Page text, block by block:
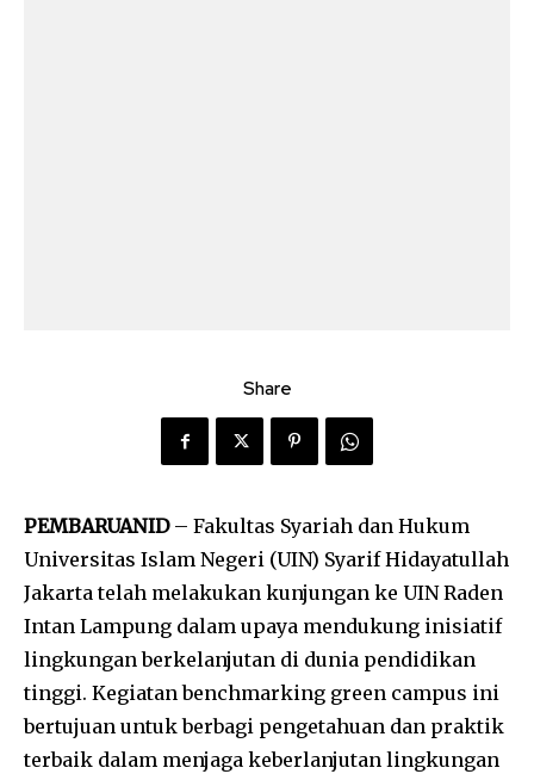
Share
PEMBARUANID– Fakultas Syariah dan Hukum
Universitas Islam Negeri (UIN) Syarif Hidayatullah
Jakarta telah melakukan kunjungan ke UIN Raden
Intan Lampung dalam upaya mendukung inisiatif
lingkungan berkelanjutan di dunia pendidikan
tinggi. Kegiatan benchmarking green campus ini
bertujuan untuk berbagi pengetahuan dan praktik
terbaik dalam menjaga keberlanjutan lingkungan